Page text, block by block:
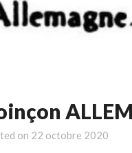
on 22 octobre 2020